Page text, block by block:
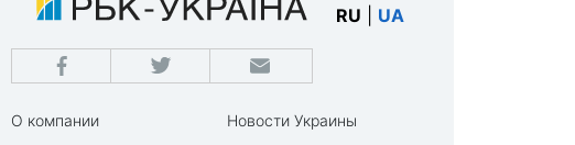
RU UA
О компании
Новости Украины